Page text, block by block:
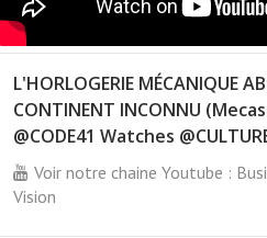
L'HORLOGERIE MÉCANIQUE
CONTINENT INCONNU
@CODE41 Watches
Voir notre chaine Youtube :
Vision